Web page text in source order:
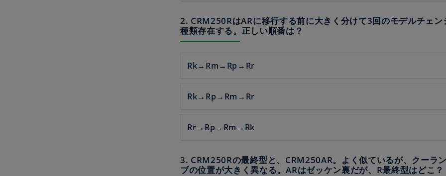
2. CRM250RはARに移行する前に大きく分けて3回のモデルチェン
種類存在する。正しい順番は？
Rk→Rm→Rp→Rr
Rk→Rp→Rm→Rr
Rr→Rp→Rm→Rk
3. CRM250Rの最終型と、CRM250AR。よく似ているが、クーラ
ブの位置が大きく異なる。ARはゼッケン裏だが、R最終型はどこ？